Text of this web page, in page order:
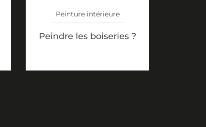
Peinture intérieure
Peindre les boiseries ?